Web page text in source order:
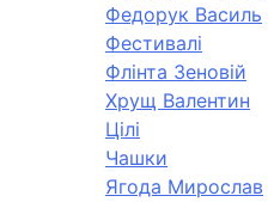
Федорук Василь
Фестивалі
Флінта Зеновій
Хрущ Валентин
Цілі
Чашки
Ягода Мирослав